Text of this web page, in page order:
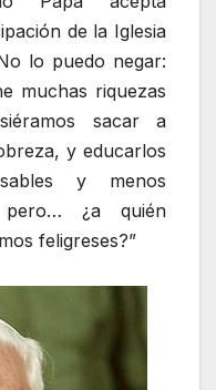
de la Iglesia
lo puedo negar:
muchas riquezas
sacar a
y educarlos
y menos
pero… ¿a quién
feligreses?”